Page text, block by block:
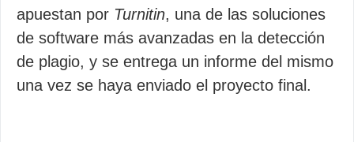
apuestan por Turnitin, una de las soluciones
de software más avanzadas en la detección
de plagio, y se entrega un informe del mismo
una vez se haya enviado el proyecto final.